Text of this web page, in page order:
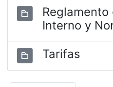
Reglamento
Interno y
Tarifas